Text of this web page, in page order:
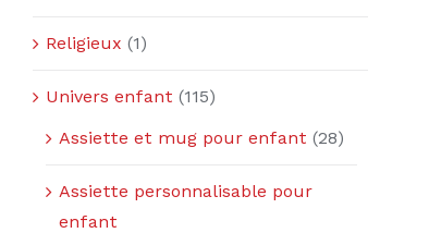
Religieux (1)
Univers enfant (115)
Assiette et mug pour enfant (28)
Assiette personnalisable pour
enfant